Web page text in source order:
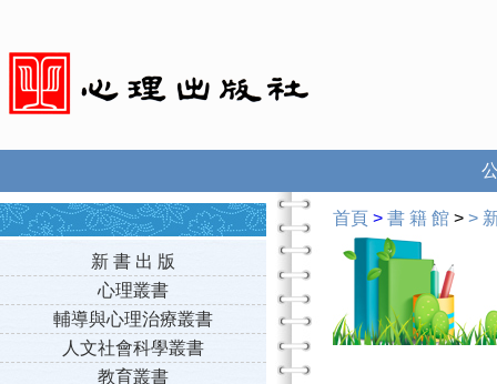
新 書 出 版
心理叢書
輔導與心理治療叢書
人文社會科學叢書
教育叢書
首頁 > 書 籍 館 > >